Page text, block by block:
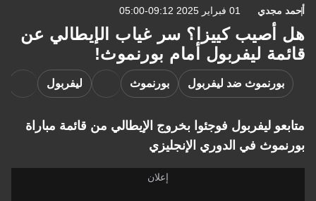
أحمد مجدي 01 فبراير 2025 09:12-05:00
هل أصيب كييزا؟ سر غياب الإيطالي عن
قائمة ليفربول أمام بورنموث!
بورنموث ضد ليفربول بورنموث ليفربول
متابعو ليفربول فوجئوا بخروج الإيطالي من قائمة مباراة
بورنموث في الدوري الإنجليزي